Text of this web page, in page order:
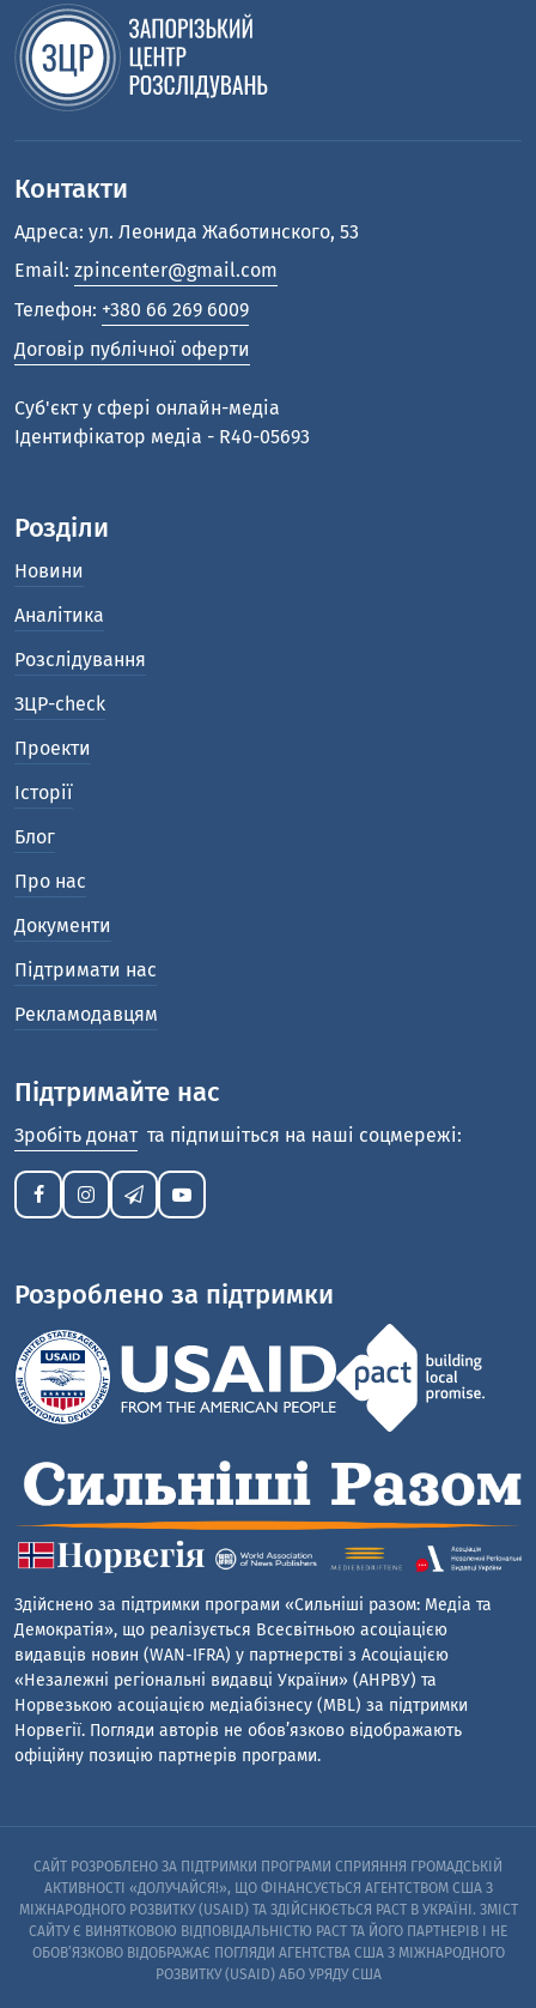
Контакти
Адреса: ул. Леонида Жаботинского, 53
Email: zpincenter@gmail.com
Телефон: +380 66 269 6009
Договір публічної оферти
Cуб'єкт у сфері онлайн-медіа
Ідентифікатор медіа - R40-05693
Розділи
Новини
Аналітика
Розслідування
ЗЦР-check
Проекти
Історії
Блог
Про нас
Документи
Підтримати нас
Рекламодавцям
Підтримайте нас
Зробіть донат та підпишіться на наші соцмережі:
Розроблено за підтримки
Здійснено за підтримки програми «Сильніші разом: Медіа та
Демократія», що реалізується Всесвітньою асоціацією
видавців новин (WAN-IFRA) у партнерстві з Асоціацією
«Незалежні регіональні видавці України» (АНРВУ) та
Норвезькою асоціацією медіабізнесу (MBL) за підтримки
Норвегії. Погляди авторів не обов’язково відображають
офіційну позицію партнерів програми.
САЙТ РОЗРОБЛЕНО ЗА ПІДТРИМКИ ПРОГРАМИ СПРИЯННЯ ГРОМАДСЬКІЙ
АКТИВНОСТІ «ДОЛУЧАЙСЯ!», ЩО ФІНАНСУЄТЬСЯ АГЕНТСТВОМ США З
МІЖНАРОДНОГО РОЗВИТКУ (USAID) ТА ЗДІЙСНЮЄТЬСЯ PACT В УКРАЇНІ. ЗМІСТ
САЙТУ Є ВИНЯТКОВОЮ ВІДПОВІДАЛЬНІСТЮ PACT ТА ЙОГО ПАРТНЕРІВ I НЕ
ОБОВ’ЯЗКОВО ВІДОБРАЖАЄ ПОГЛЯДИ АГЕНТСТВА США З МІЖНАРОДНОГО
РОЗВИТКУ (USAID) АБО УРЯДУ США